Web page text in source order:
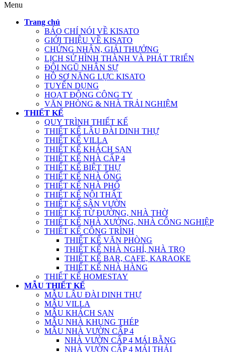
Menu
Trang chủ
BÁO CHÍ NÓI VỀ KISATO
GIỚI THIỆU VỀ KISATO
CHỨNG NHẬN, GIẢI THƯỞNG
LỊCH SỬ HÌNH THÀNH VÀ PHÁT TRIỂN
ĐỘI NGŨ NHÂN SỰ
HỒ SƠ NĂNG LỰC KISATO
TUYỂN DỤNG
HOẠT ĐỘNG CÔNG TY
VĂN PHÒNG & NHÀ TRẢI NGHIỆM
THIẾT KẾ
QUY TRÌNH THIẾT KẾ
THIẾT KẾ LÂU ĐÀI DINH THỰ
THIẾT KẾ VILLA
THIẾT KẾ KHÁCH SẠN
THIẾT KẾ NHÀ CẤP 4
THIẾT KẾ BIỆT THỰ
THIẾT KẾ NHÀ ỐNG
THIẾT KẾ NHÀ PHỐ
THIẾT KẾ NỘI THẤT
THIẾT KẾ SÂN VƯỜN
THIẾT KẾ TỪ ĐƯỜNG, NHÀ THỜ
THIẾT KẾ NHÀ XƯỞNG, NHÀ CÔNG NGHIỆP
THIẾT KẾ CÔNG TRÌNH
THIẾT KẾ VĂN PHÒNG
THIẾT KẾ NHÀ NGHỈ, NHÀ TRỌ
THIẾT KẾ BAR, CAFE, KARAOKE
THIẾT KẾ NHÀ HÀNG
THIẾT KẾ HOMESTAY
MẪU THIẾT KẾ
MẪU LÂU ĐÀI DINH THỰ
MẪU VILLA
MẪU KHÁCH SẠN
MẪU NHÀ KHUNG THÉP
MẪU NHÀ VƯỜN CẤP 4
NHÀ VƯỜN CẤP 4 MÁI BẰNG
NHÀ VƯỜN CẤP 4 MÁI THÁI